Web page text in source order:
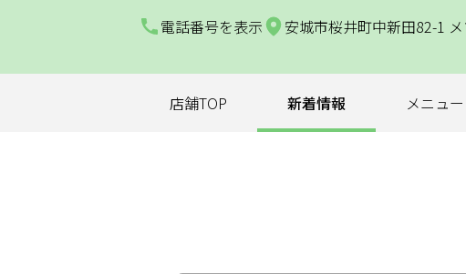
ネイル・まつげ エステ
スクール・
トレーニング
電話番号を表示 安城市桜井町中新田82-1
店舗TOP 新着情報 メニュー